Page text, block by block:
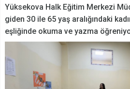
Yüksekova Halk Eğitim Merkezi
giden 30 ile 65 yaş aralığındaki
eşliğinde okuma ve yazma